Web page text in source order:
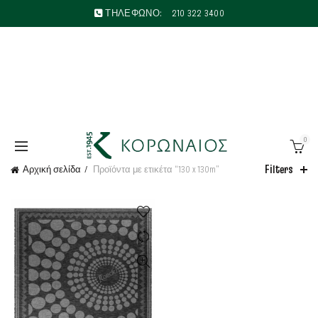
ΤΗΛΕΦΩΝΟ: 210 322 3400
0
Αρχική σελίδα Προϊόντα με ετικέτα “130 x 130m” Filters